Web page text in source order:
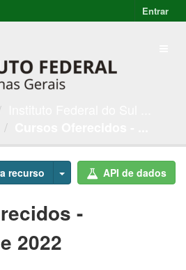
Entrar
recurso API de dados
-
2022